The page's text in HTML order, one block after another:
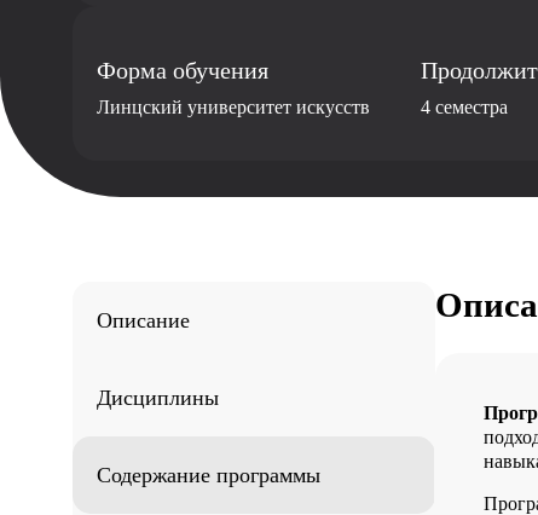
Форма обучения
Линцский университет искусств 4 семестра
Описание
Дисциплины
Содержание программы